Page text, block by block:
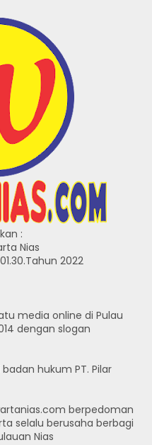
:
Nias
2022
media online di Pulau
dengan slogan
hukum PT. Pilar
berpedoman
selalu berusaha berbagi
Nias